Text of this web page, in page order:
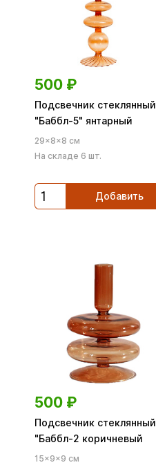
500 ₽
Подсвечник стеклянный
"Баббл-5" янтарный
29×8×8 см
На складе 6 шт.
Добавить
500 ₽
Подсвечник стеклянный
"Баббл-2 коричневый
15×9×9 см